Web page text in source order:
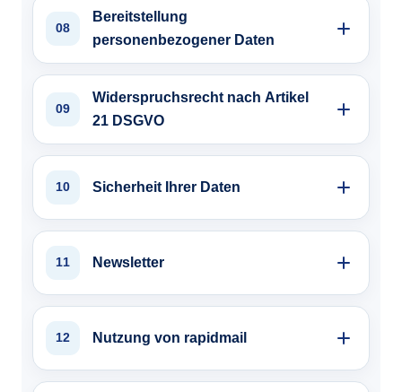
08
Bereitstellung
personenbezogener Daten
09
Widerspruchsrecht nach Artikel
21 DSGVO
10 Sicherheit Ihrer Daten
11 Newsletter
12 Nutzung von rapidmail